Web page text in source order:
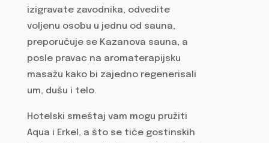
izigravate zavodnika, odvedite
voljenu osobu u jednu od sauna,
preporučuje se Kazanova sauna, a
posle pravac na aromaterapijsku
masažu kako bi zajedno regenerisali
um, dušu i telo.
Hotelski smeštaj vam mogu pružiti
Aqua i Erkel, a što se tiče gostinskih